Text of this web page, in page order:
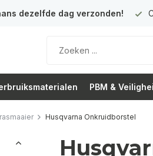
dezelfde dag verzonden!
PBM &
Husqvarna Onkruidborstel